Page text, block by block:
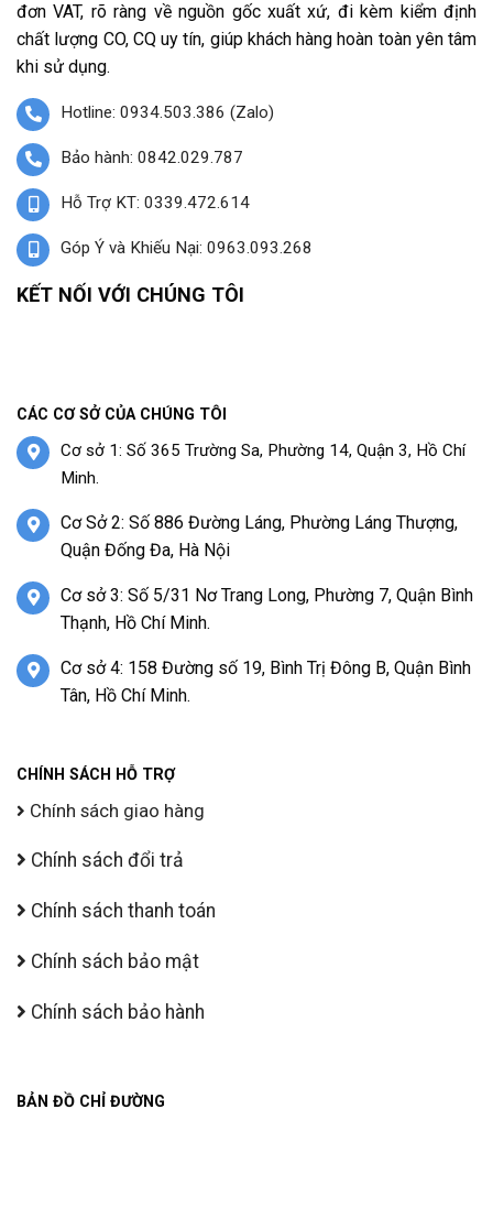
đơn VAT, rõ ràng về nguồn gốc xuất xứ, đi kèm kiểm định
chất lượng CO, CQ uy tín, giúp khách hàng hoàn toàn yên tâm
khi sử dụng.
Hotline: 0934.503.386 (Zalo)
Bảo hành: 0842.029.787
Hỗ Trợ KT: 0339.472.614
Góp Ý và Khiếu Nại: 0963.093.268
KẾT NỐI VỚI CHÚNG TÔI
CÁC CƠ SỞ CỦA CHÚNG TÔI
Cơ sở 1: Số 365 Trường Sa, Phường 14, Quận 3, Hồ Chí
Minh.
Cơ Sở 2: Số 886 Đường Láng, Phường Láng Thượng,
Quận Đống Đa, Hà Nội
Cơ sở 3: Số 5/31 Nơ Trang Long, Phường 7, Quận Bình
Thạnh, Hồ Chí Minh.
Cơ sở 4: 158 Đường số 19, Bình Trị Đông B, Quận Bình
Tân, Hồ Chí Minh.
CHÍNH SÁCH HỖ TRỢ
Chính sách giao hàng
Chính sách đổi trả
Chính sách thanh toán
Chính sách bảo mật
Chính sách bảo hành
BẢN ĐỒ CHỈ ĐƯỜNG